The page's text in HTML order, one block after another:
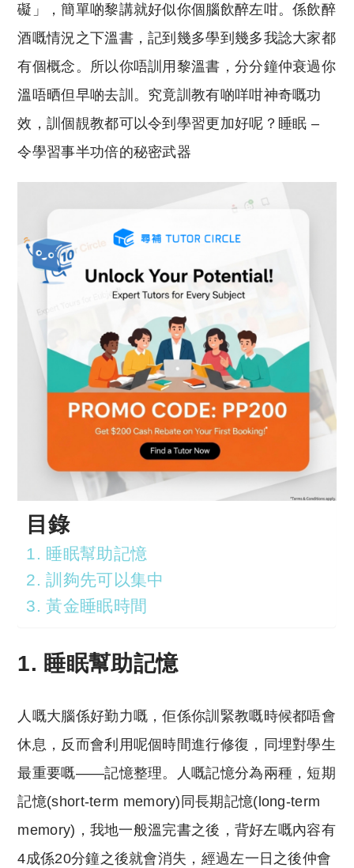
礙」，簡單啲黎講就好似你個腦飲醉左咁。係飲醉
酒嘅情況之下溫書，記到幾多學到幾多我諗大家都
有個概念。所以你唔訓用黎溫書，分分鐘仲衰過你
溫唔晒但早啲去訓。究竟訓教有啲咩咁神奇嘅功
效，訓個靚教都可以令到學習更加好呢？睡眠 –
令學習事半功倍的秘密武器
目錄
1. 睡眠幫助記憶
2. 訓夠先可以集中
3. 黃金睡眠時間
1. 睡眠幫助記憶
人嘅大腦係好勤力嘅，佢係你訓緊教嘅時候都唔會
休息，反而會利用呢個時間進行修復，同埋對學生
最重要嘅——記憶整理。人嘅記憶分為兩種，短期
記憶(short-term memory)同長期記憶(long-term
memory)，我地一般溫完書之後，背好左嘅內容有
4成係20分鐘之後就會消失，經過左一日之後仲會